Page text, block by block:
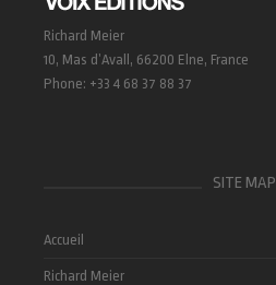
Richard Meier
10, Mas d’Avall, 66200 Elne, France
Phone: +33 4 68 37 88 37
SITE MAP
Accueil
Richard Meier